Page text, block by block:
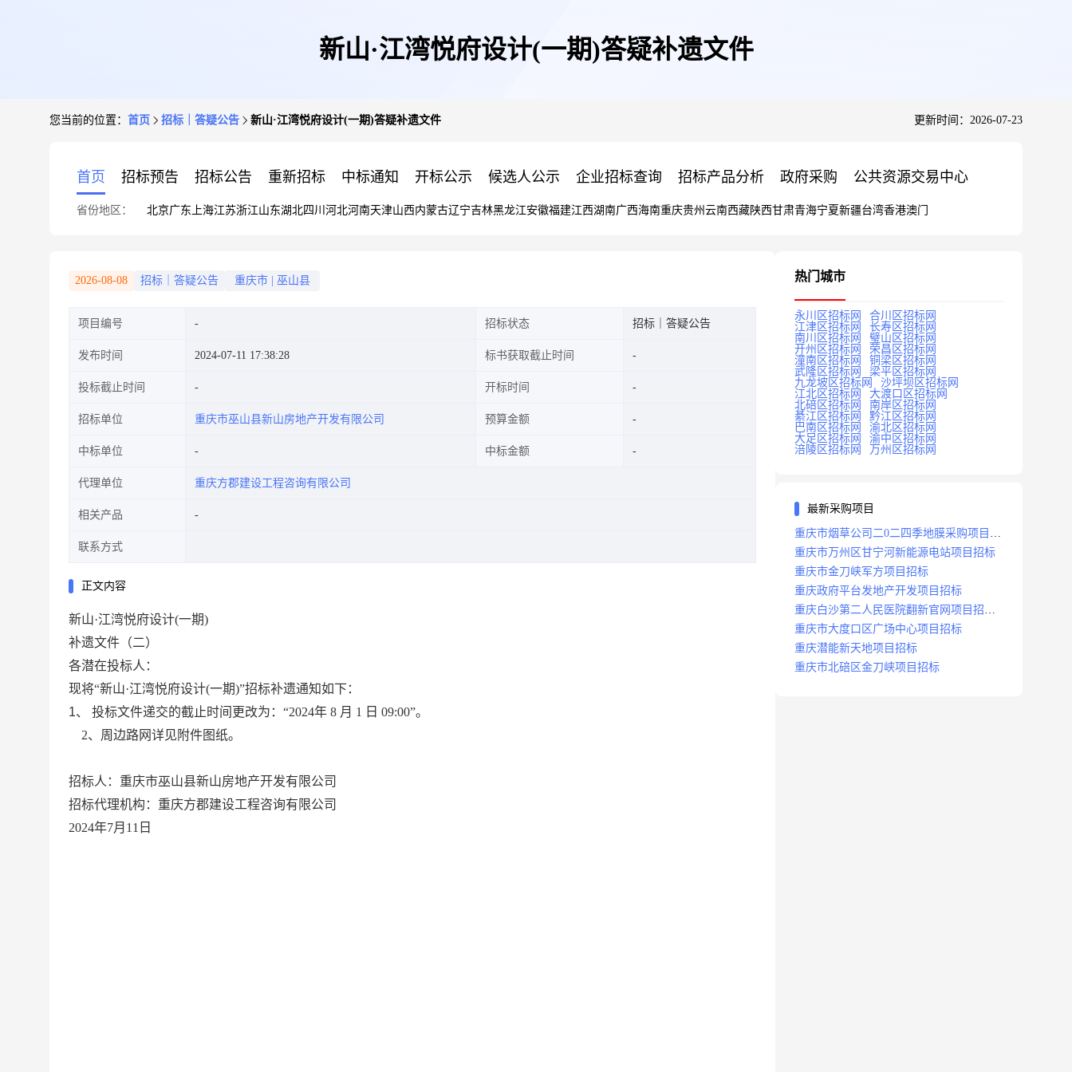
新山·江湾悦府设计(一期)答疑补遗文件
您当前的位置： 首页 招标｜答疑公告 新山·江湾悦府设计(一期)答疑补遗文件 更新时间：2026-07-23
首页 招标预告 招标公告 重新招标 中标通知 开标公示 候选人公示 企业招标查询 招标产品分析 政府采购 公共资源交易中心
省份地区： 北京广东 上海江苏浙江山东湖北四川 河北河南天津山西内蒙古辽宁吉林黑龙江安徽福建江西湖南广西海南重庆贵州 云南西藏陕西甘肃青海宁夏新疆台湾香港澳门
2026-08-08 招标｜答疑公告 重庆市 巫山县
项目编号 招标状态 招标｜答疑公告
发布时间 2024-07-11 17:38:28 标书获取截止时间
投标截止时间 开标时间
招标单位 重庆市巫山县新山房地产开发有限公司 预算金额
中标单位 中标金额
代理单位 重庆方郡建设工程咨询有限公司
相关产品
联系方式
正文内容
新山·江湾悦府设计(一期)
补遗文件（二）
各潜在投标人：
现将“新山·江湾悦府设计(一期)”招标补遗通知如下：
1、
投标文件递交的截止时间 更改为： “2024年 8 月 1 日 09:00”。
2、周边路网详见附件图纸。
招标人：重庆市巫山县新山房地产开发有限公司
招标代理机构：重庆方郡建设工程咨询有限公司
2024年7月11日
热门城市
永川区招标网
合川区招标网
江津区招标网
长寿区招标网
南川区招标网
璧山区招标网
开州区招标网
荣昌区招标网
潼南区招标网
铜梁区招标网
武隆区招标网
梁平区招标网
九龙坡区招标网
沙坪坝区招标网
江北区招标网
大渡口区招标网
北碚区招标网
南岸区招标网
綦江区招标网
黔江区招标网
巴南区招标网
渝北区招标网
大足区招标网
渝中区招标网
涪陵区招标网
万州区招标网
最新采购项目
重庆市烟草公司二0二四季地膜采购项目招
标公告
重庆市万州区甘宁河新能源电站项目招标
重庆市金刀峡军方项目招标
重庆政府平台发地产开发项目招标
重庆白沙第二人民医院翻新官网项目招标
公告
重庆市大度口区广场中心项目招标
重庆潜能新天地项目招标
重庆市北碚区金刀峡项目招标